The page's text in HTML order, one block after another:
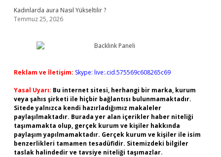
Kadınlarda aura Nasıl Yükseltilir ?
Temmuz 25, 2026
Reklam ve İletişim: Skype: live:.cid.575569c608265c69
Yasal Uyarı: Bu internet sitesi, herhangi bir marka, kurum
veya şahıs şirketi ile hiçbir bağlantısı bulunmamaktadır.
Sitede yalnızca kendi hazırladığımız makaleler
paylaşılmaktadır. Burada yer alan içerikler haber niteliği
taşımamakta olup, gerçek kurum ve kişiler hakkında
paylaşım yapılmamaktadır. Gerçek kurum ve kişiler ile isim
benzerlikleri tamamen tesadüfidir. Sitemizdeki bilgiler
taslak halindedir ve tavsiye niteliği taşımazlar.